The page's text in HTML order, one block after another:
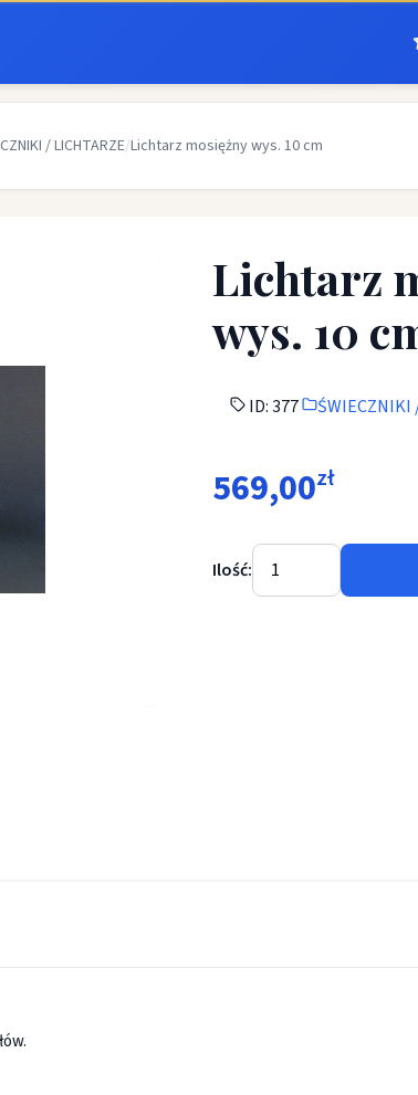
/ LICHTARZE/Lichtarz mosiężny wys. 10 cm
/ LICHTARZE - Lichtarz mosiężny wys. 10 cm
Lichtarz
wys. 10
ID: 377 ŚWIECZNIKI
569,00zł
Ilość: